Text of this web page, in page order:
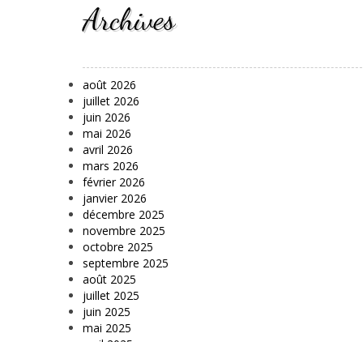
Archives
août 2026
juillet 2026
juin 2026
mai 2026
avril 2026
mars 2026
février 2026
janvier 2026
décembre 2025
novembre 2025
octobre 2025
septembre 2025
août 2025
juillet 2025
juin 2025
mai 2025